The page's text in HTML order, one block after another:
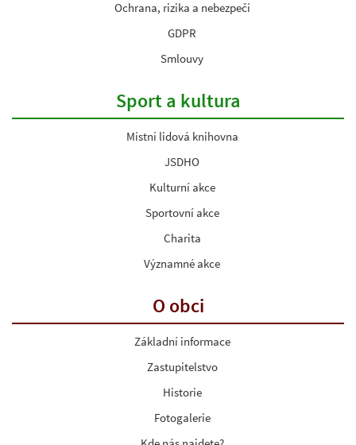
Ochrana, rizika a nebezpečí
GDPR
Smlouvy
Sport a kultura
Místní lidová knihovna
JSDHO
Kulturní akce
Sportovní akce
Charita
Významné akce
O obci
Základní informace
Zastupitelstvo
Historie
Fotogalerie